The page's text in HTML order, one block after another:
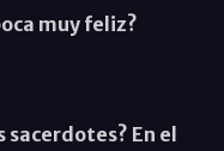
muy feliz?
sacerdotes? En el